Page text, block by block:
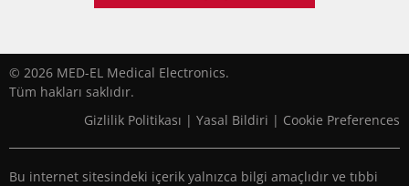
© 2026 MED-EL Medical Electronics.
Tüm hakları saklıdır.
Gizlilik Politikası | Yasal Bildiri | Cookie Preferences
Bu internet sitesindeki içerik yalnızca bilgi amaçlıdır ve tıbbi